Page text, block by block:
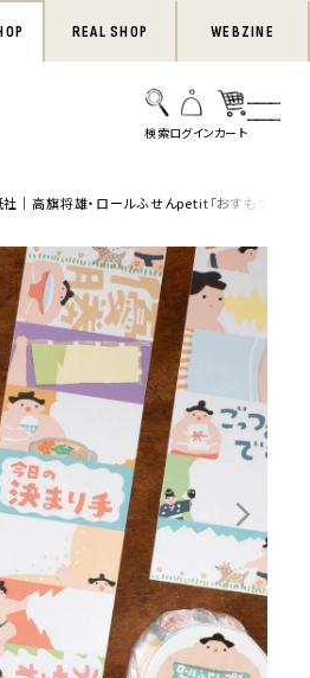
REAL SHOP WEBZINE
｜高旗将雄・ロールふせんpetit「おすもうクラブ